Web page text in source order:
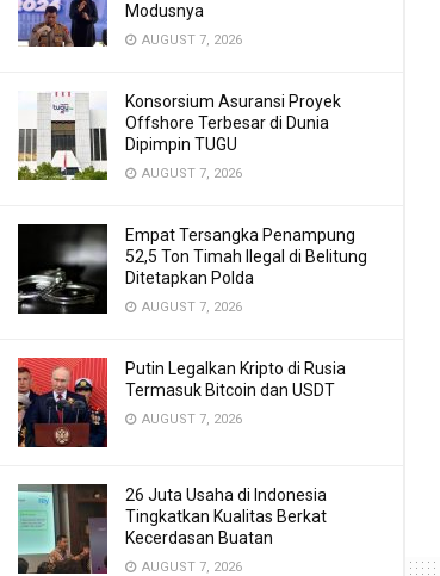
Modusnya
AUGUST 7, 2026
Konsorsium Asuransi Proyek
Offshore Terbesar di Dunia
Dipimpin TUGU
AUGUST 7, 2026
Empat Tersangka Penampung
52,5 Ton Timah Ilegal di Belitung
Ditetapkan Polda
AUGUST 7, 2026
Putin Legalkan Kripto di Rusia
Termasuk Bitcoin dan USDT
AUGUST 7, 2026
26 Juta Usaha di Indonesia
Tingkatkan Kualitas Berkat
Kecerdasan Buatan
AUGUST 7, 2026